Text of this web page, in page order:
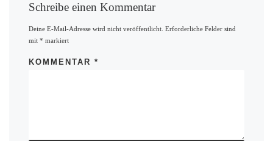
Schreibe einen Kommentar
Deine E-Mail-Adresse wird nicht veröffentlicht. Erforderliche Felder sind
mit* markiert
KOMMENTAR*